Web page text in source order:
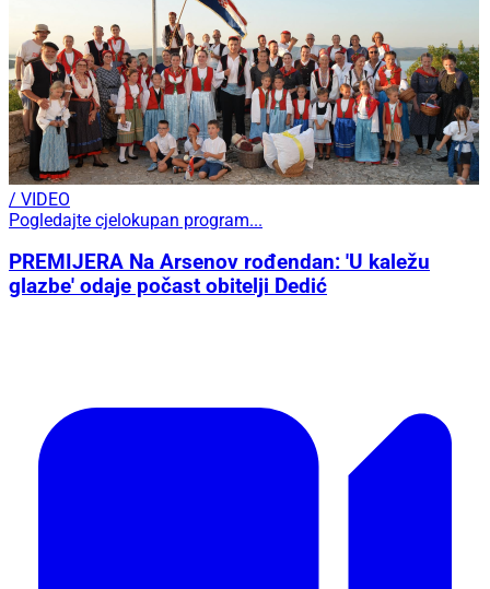
/ VIDEO
Pogledajte cjelokupan program...
PREMIJERA Na Arsenov rođendan: 'U kaležu
glazbe' odaje počast obitelji Dedić